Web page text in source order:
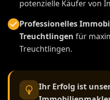
potenzielle Käufer von
Professionelles
Treuchtlingen für
Treuchtlingen.
Ihr Erfolg ist